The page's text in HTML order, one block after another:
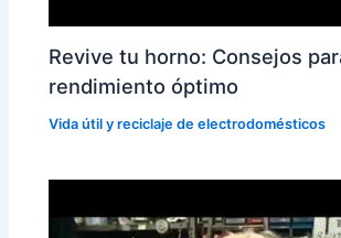
Revive tu horno: Consejos
rendimiento óptimo
Vida útil y reciclaje de electrodomésticos